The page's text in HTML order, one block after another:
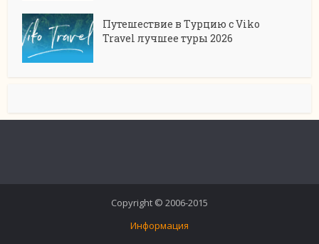
Путешествие в Турцию с Viko
Travel лучшее туры 2026
Copyright © 2006-2015
Информация